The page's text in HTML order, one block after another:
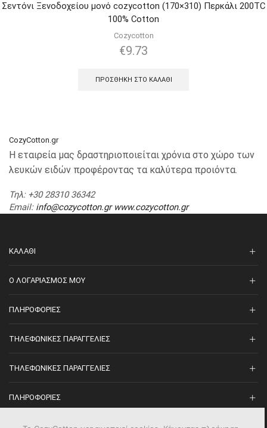
Σεντόνι Ξενοδοχείου μονό cozycotton (170×310) Περκάλι 200TC
100% Cotton
Cozycotton
€9.73
ΠΡΟΣΘΉΚΗ ΣΤΟ ΚΑΛΆΘΙ
CozyCotton.gr
Η εταιρεία μας δραστηριοποιείται χρόνια στο χώρο των
λευκών ειδών προφέροντας τα καλύτερα προιόντα.
Τηλ: +30 28310 36342
Email: info@cozycotton.gr www.cozycotton.gr
ΚΑΛΆΘΙ
O ΛΟΓΑΡΙΑΣΜΌΣ ΜΟΥ
ΠΛΗΡΟΦΟΡΊΕΣ
ΤΗΛΕΦΩΝΙΚΈΣ ΠΑΡΑΓΓΕΛΊΕΣ
ΤΗΛΕΦΩΝΙΚΈΣ ΠΑΡΑΓΓΕΛΊΕΣ
ΠΛΗΡΟΦΟΡΊΕΣ